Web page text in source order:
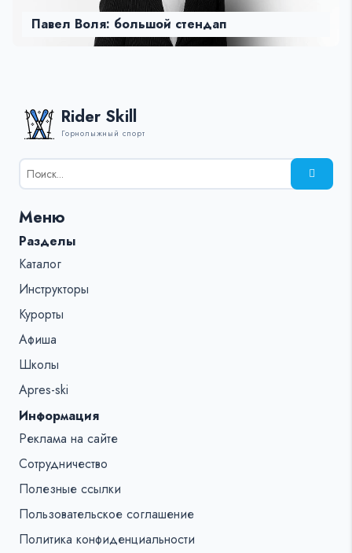
Павел Воля: большой стендап
Rider Skill
Горнолыжный спорт
Результаты
поиска
%s:
Меню
Разделы
Каталог
Инструкторы
Курорты
Афиша
Школы
Apres-ski
Информация
Реклама на сайте
Сотрудничество
Полезные ссылки
Пользовательское соглашение
Политика конфиденциальности